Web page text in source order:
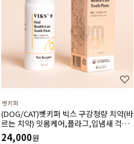
벳키퍼
(DOG/CAT)벳키퍼 빅스 구강청량 치약(바
르는 치약) 잇몸케어,플라그,입냄새 걱정
까지 상쾌하게 (유통기한26년10월18일)
24,000원